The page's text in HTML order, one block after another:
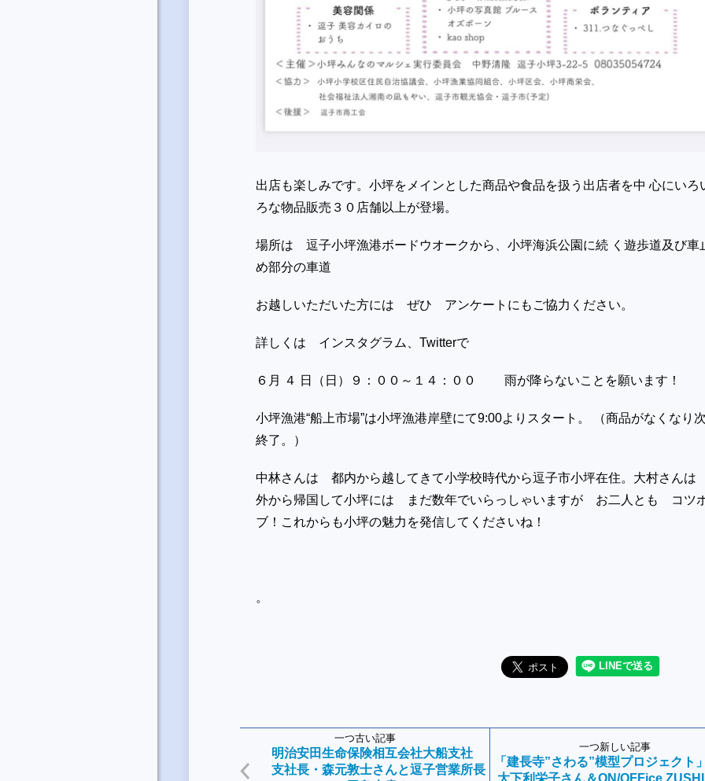
出店も楽しみです。小坪をメインとした商品や食品を扱う出店者を中 心にいろ
ろな物品販売３０店舗以上が登場。
場所は 逗子小坪漁港ボードウオークから、小坪海浜公園に続 く遊歩道及び車
め部分の車道
お越しいただいた方には ぜひ アンケートにもご協力ください。
詳しくは インスタグラム、Twitterで
６月 ４ 日（日）９：００～１４：００ 雨が降らないことを願います！
小坪漁港“船上市場”は小坪漁港岸壁にて9:00よりスタート。 （商品がなくなり
終了。）
中林さんは 都内から越してきて小学校時代から逗子市小坪在住。大村さん
外から帰国して小坪には まだ数年でいらっしゃいますが お二人とも コツ
ブ！これからも小坪の魅力を発信してくださいね！
。
一つ古い記事
明治安田生命保険相互会社大船支社
支社長・森元敦士さんと逗子営業所長
一つ新しい記事
「建長寺”さわる”模型プロジェクト